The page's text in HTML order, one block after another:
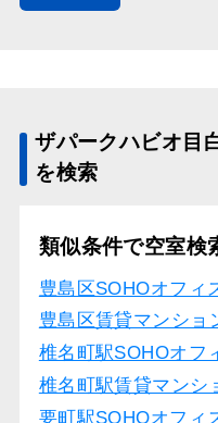
ザパークハビオ目
を検索
類似条件で空室検
豊島区SOHOオフィ
豊島区賃貸マンショ
椎名町駅SOHOオフ
椎名町駅賃貸マンシ
要町駅SOHOオフィ